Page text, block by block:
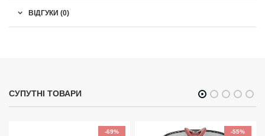
ВІДГУКИ (0)
СУПУТНІ ТОВАРИ
-69% -55%